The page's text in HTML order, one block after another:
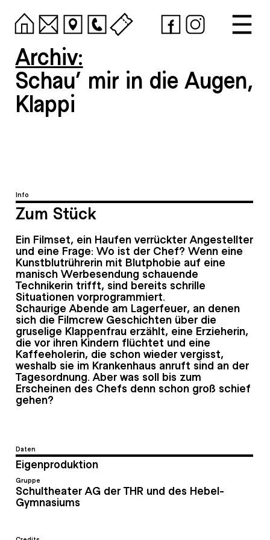
Archiv:
Schau‘ mir in die Augen,
Klappi
Info
Zum Stück
Ein Filmset, ein Haufen verrückter Angestellter
und eine Frage: Wo ist der Chef? Wenn eine
Kunstblutrührerin mit Blutphobie auf eine
manisch Werbesendung schauende
Technikerin trifft, sind bereits schrille
Situationen vorprogrammiert.
Schaurige Abende am Lagerfeuer, an denen
sich die Filmcrew Geschichten über die
gruselige Klappenfrau erzählt, eine Erzieherin,
die vor ihren Kindern flüchtet und eine
Kaffeeholerin, die schon wieder vergisst,
weshalb sie im Krankenhaus anruft sind an der
Tagesordnung. Aber was soll bis zum
Erscheinen des Chefs denn schon groß schief
gehen?
Daten
Eigenproduktion
Gruppe
Schultheater AG der THR und des Hebel-
Gymnasiums